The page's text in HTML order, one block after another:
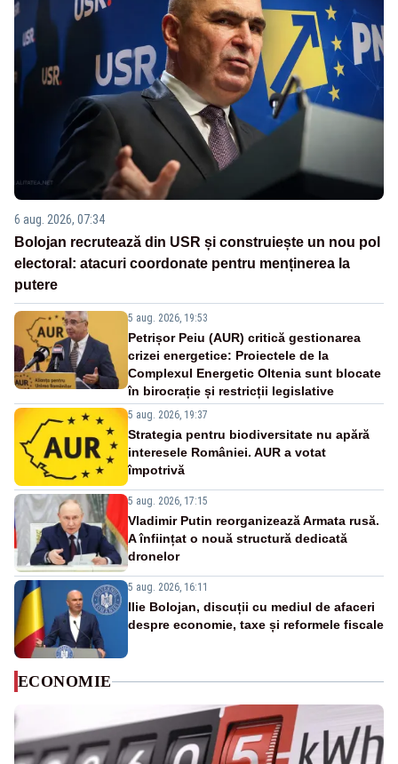
6 aug. 2026, 07:34
Bolojan recrutează din USR și construiește un nou pol
electoral: atacuri coordonate pentru menținerea la
putere
5 aug. 2026, 19:53
Petrișor Peiu (AUR) critică gestionarea
crizei energetice: Proiectele de la
Complexul Energetic Oltenia sunt blocate
în birocrație și restricții legislative
5 aug. 2026, 19:37
Strategia pentru biodiversitate nu apără
interesele României. AUR a votat
împotrivă
5 aug. 2026, 17:15
Vladimir Putin reorganizează Armata rusă.
A înființat o nouă structură dedicată
dronelor
5 aug. 2026, 16:11
Ilie Bolojan, discuții cu mediul de afaceri
despre economie, taxe și reformele fiscale
ECONOMIE